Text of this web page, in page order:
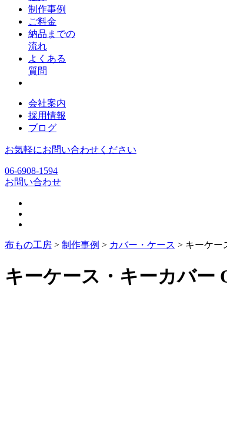
制作事例
ご料金
納品までの
流れ
よくある
質問
会社案内
採用情報
ブログ
お気軽にお問い合わせください
06-6908-1594
お問い合わせ
布もの工房 > 制作事例 > カバー・ケース > キーケー
キーケース・キーカバー